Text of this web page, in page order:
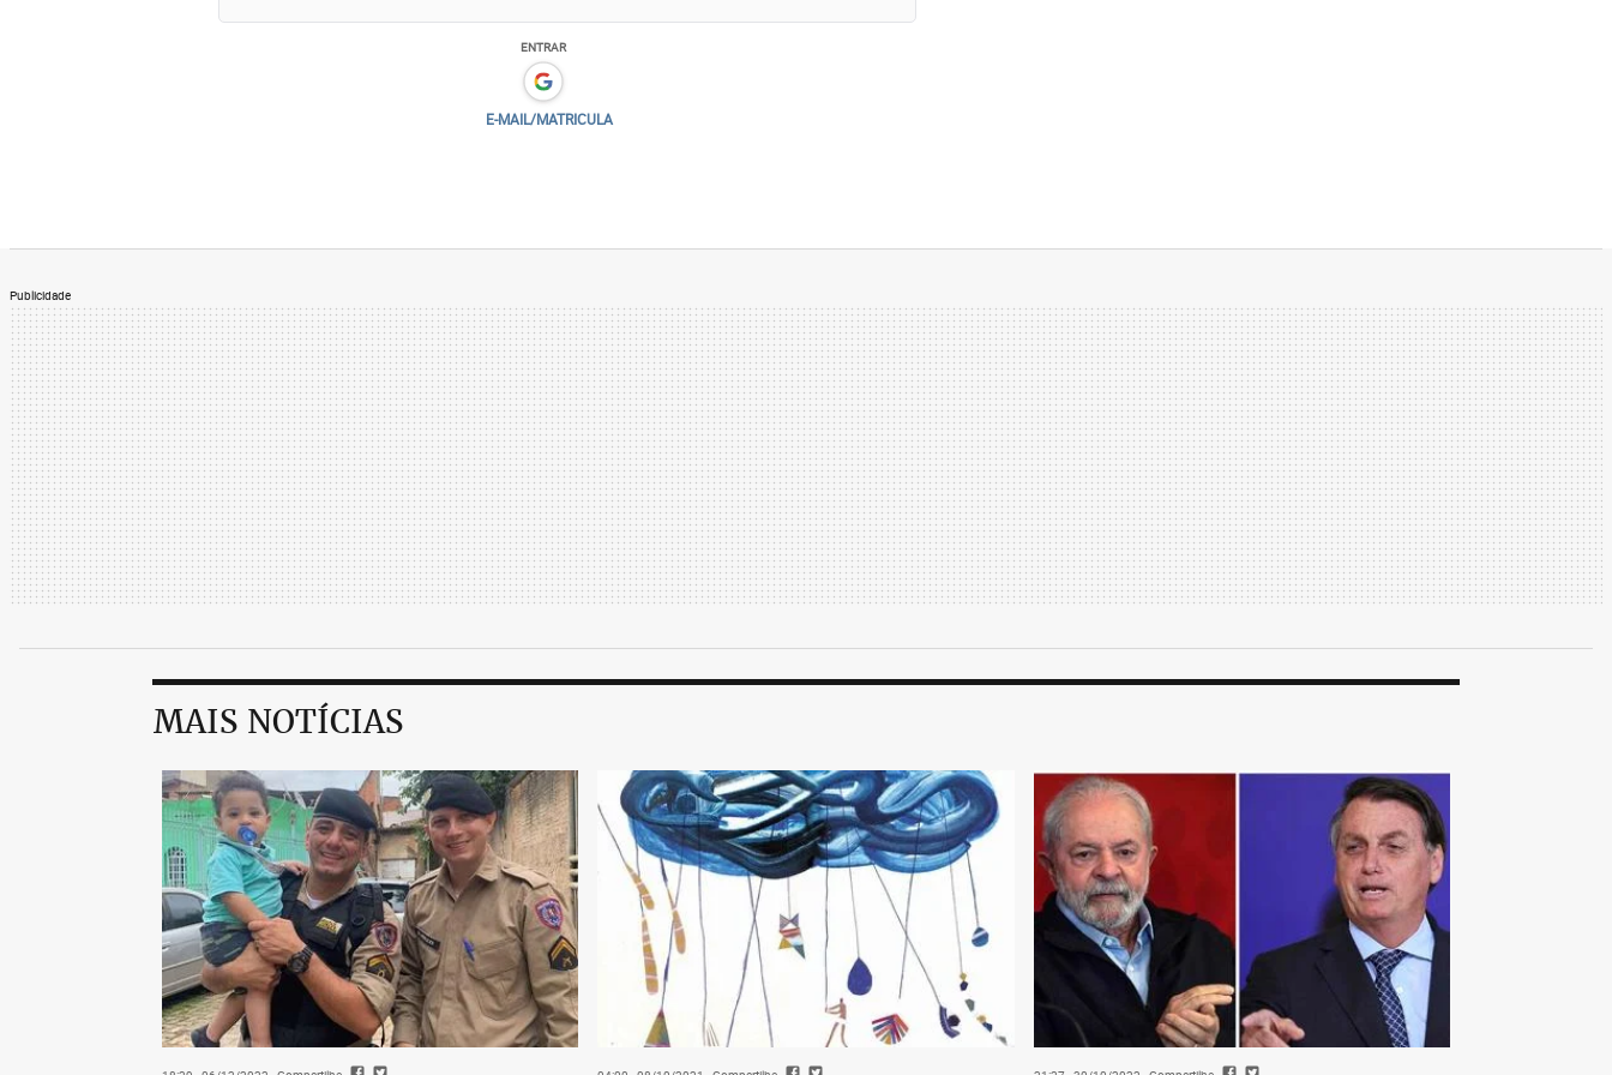
A decisão de ontem do Supremo anulou as condenações de Lula por um aspecto
formal, o foro de seu julgamento deveria ser o Distrito federal e não, Curitiba. Isso
não significa que Lula tenha sido inocentado, porque o processo terá que ser
reiniciado (há controvérsias sobre a anulação de provas).
Entretanto, a narrativa de que Lula foi injustiçado por SErgio Moro é cada vez mais
Lava-Jato e, também, por causa da decisão da Segunda Turma que aprovou a
suspeição do ex-juiz na condução do processo, por 3 a 2.
Esse é outro assunto que terá que ser examinado pelo plenário do Supremo,
podendo ter sérias consequências para o ex-magistrado, um pré-candidato à
Presidência ainda encabulado.
Mudança de cenário
A presença de Lula na disputa mudou completamente o cenário eleitoral de 2022. A
expectativa de poder que a possibilidade de reeleição garante aos ocupantes do
Palácio do Planalto, no caso de Bolsonaro, está sendo volatilizada pela pandemia de
ENTRAR
E-MAIL/MATRICULA
Publicidade
MAIS NOTÍCIAS